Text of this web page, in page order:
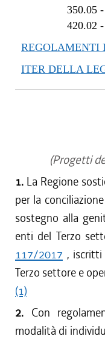
350.05-
420.02 -
REGOLAMENTI
ITER DELLA
(Progetti
1. La Regione
per la
sostegno alla
enti del Terzo
117/2017 , iscritti
Terzo settore e
(1)
2. Con
modalità di